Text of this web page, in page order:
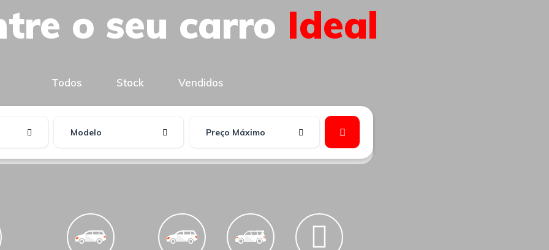
o seu carro Ideal
Todos Stock Vendidos
Modelo Preço Máximo